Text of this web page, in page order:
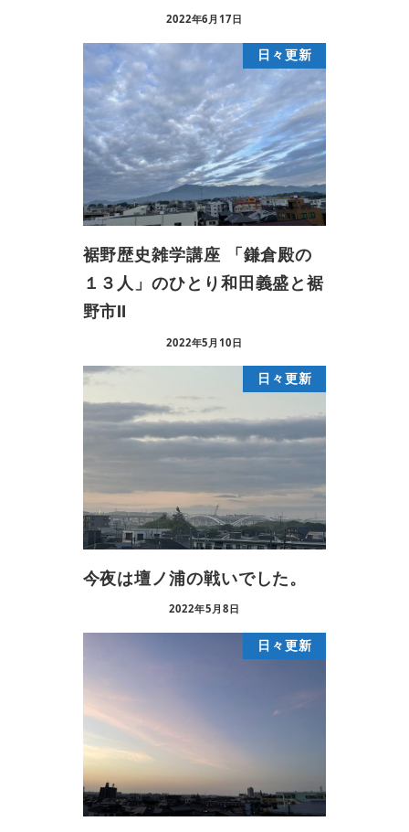
2022年6月17日
日々更新
裾野歴史雑学講座 「鎌倉殿の
１３人」のひとり和田義盛と裾
野市Ⅱ
2022年5月10日
日々更新
今夜は壇ノ浦の戦いでした。
2022年5月8日
日々更新